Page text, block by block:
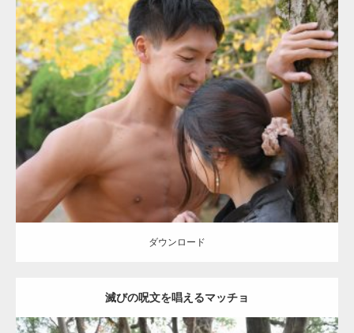
Update: 2021.07.8
Category:公園のマッチョ その他 AKIHITO(細マッチョ) 大胸筋 肩 腹
筋
ダウンロード
滅びの呪文を唱えるマッチョ
【YouTube】マッチョフリー素材メンバーが
ギネス世界記録…
【TV】TBS番組「ひるおび」にてマッスルプ
ラスが紹介されま…